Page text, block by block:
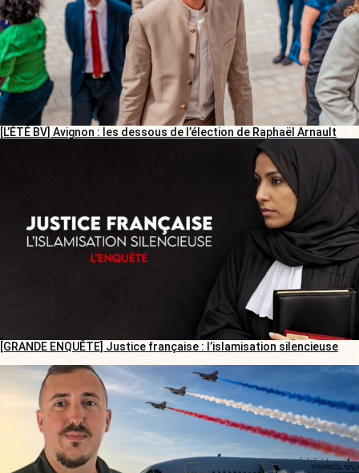
[L’ÉTÉ BV] Avignon : les dessous de l’élection de Raphaël Arnault
[GRANDE ENQUÊTE] Justice française : l’islamisation silencieuse